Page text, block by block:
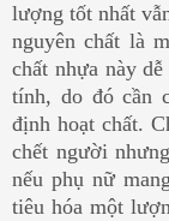
lượng tốt nhất
nguyên chất là
chất nhựa này
tính, do đó cần
định hoạt chất.
chết người
nếu phụ nữ
tiêu hóa một